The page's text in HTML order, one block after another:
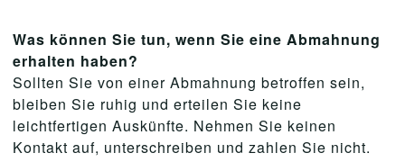
Was können Sie tun, wenn Sie eine Abmahnung
erhalten haben?
Sollten Sie von einer Abmahnung betroffen sein,
bleiben Sie ruhig und erteilen Sie keine
leichtfertigen Auskünfte. Nehmen Sie keinen
Kontakt auf, unterschreiben und zahlen Sie nicht.